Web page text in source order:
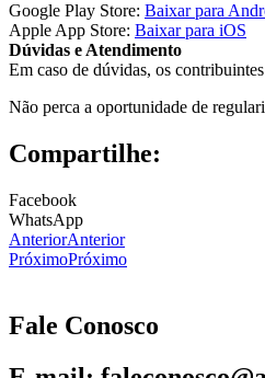
Google Play Store: Baixar para
Apple App Store: Baixar para iOS
Dúvidas e Atendimento
Em caso de dúvidas, os
Não perca a oportunidade de
Compartilhe:
Facebook
WhatsApp
AnteriorAnterior
PróximoPróximo
Fale Conosco